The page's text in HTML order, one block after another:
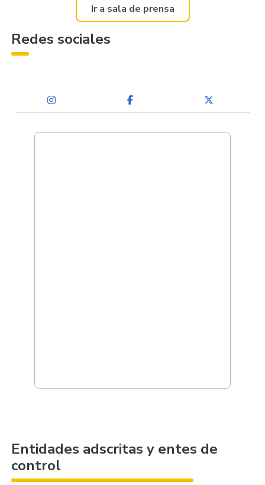
Ir a sala de prensa
Redes sociales
Entidades adscritas y entes de
control